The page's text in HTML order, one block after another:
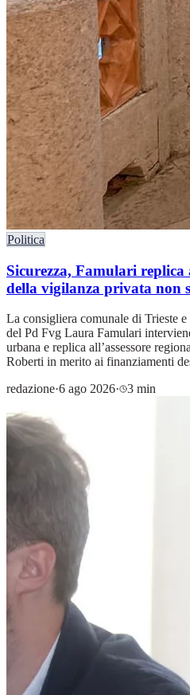
Politica
Sicurezza, Famulari
della vigilanza privata non
La consigliera comunale di Trieste
del Pd Fvg Laura Famulari
urbana e replica all’assessore
Roberti in merito ai finanziamenti
redazione·6 ago 2026· 3 min